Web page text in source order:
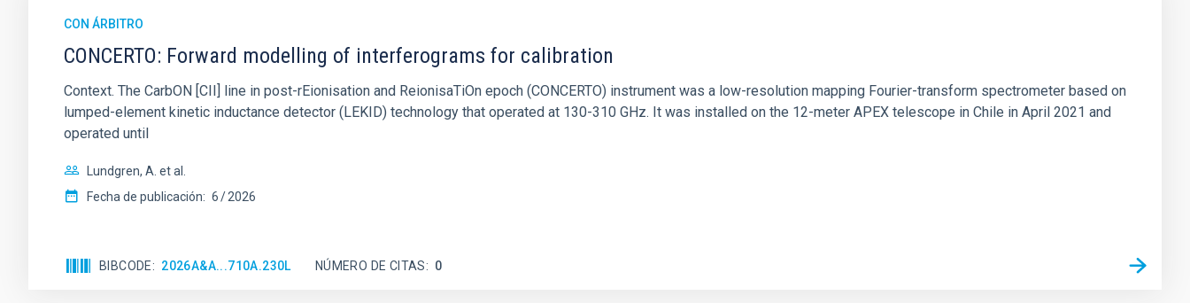
CON ÁRBITRO
CONCERTO: Forward modelling of interferograms for calibration
Context. The CarbON [CII] line in post-rEionisation and ReionisaTiOn epoch (CONCERTO) instrument was a low-resolution mapping Fourier-transform spectrometer based on
lumped-element kinetic inductance detector (LEKID) technology that operated at 130-310 GHz. It was installed on the 12-meter APEX telescope in Chile in April 2021 and
operated until
Lundgren, A. et al.
Fecha de publicación: 6 2026
BIBCODE 2026A&A...710A.230L NÚMERO DE CITAS 0